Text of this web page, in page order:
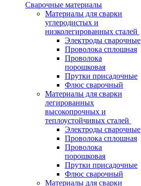
Сварочные материалы
Материалы для сварки
углеродистых и
низколегированных сталей
Электроды сварочные
Проволока сплошная
Проволока
порошковая
Прутки присадочные
Флюс сварочный
Материалы для сварки
легированных
высокопрочных и
теплоустойчивых сталей
Электроды сварочные
Проволока сплошная
Проволока
порошковая
Прутки присадочные
Флюс сварочный
Материалы для сварки